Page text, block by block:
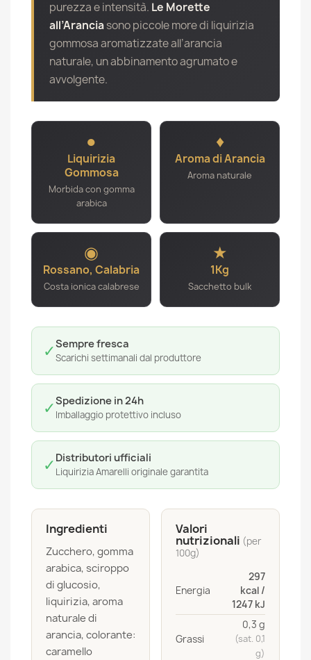
purezza e intensità. Le Morette
all’Aranciasono piccole more di liquirizia
gommosa aromatizzate all’arancia
naturale, un abbinamento agrumato e
avvolgente.
●
Liquirizia
Gommosa
Morbida con gomma
arabica
♦
Aroma di Arancia
Aroma naturale
◉
Rossano, Calabria
Costa ionica calabrese
★
1Kg
Sacchetto bulk
✓Sempre fresca
Scarichi settimanali dal produttore
✓Spedizione in 24h
Imballaggio protettivo incluso
✓ Distributori ufficiali
Liquirizia Amarelli originale garantita
Ingredienti
Zucchero, gomma
arabica, sciroppo
di glucosio,
liquirizia, aroma
naturale di
arancia, colorante:
caramello
Valori
nutrizionali (per
100g)
Energia
297
kcal /
1247 kJ
Grassi
0,3 g
(sat. 0,1
g)